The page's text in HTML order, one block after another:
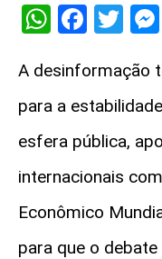
A desinformação
para a
esfera pública,
internacionais
Econômico
para que o